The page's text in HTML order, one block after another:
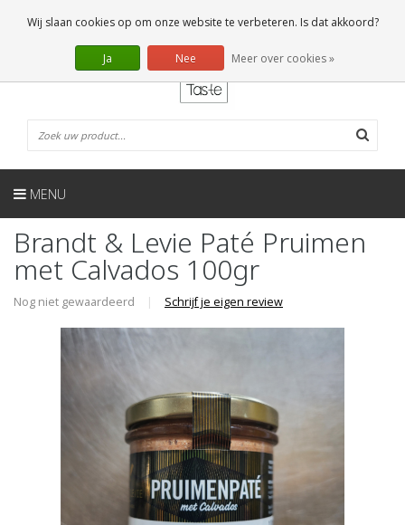
0 Artikelen
NL
MENU
Brandt & Levie Paté Pruimen
met Calvados 100gr
Nog niet gewaardeerd | Schrijf je eigen review
Wij slaan cookies op om onze website te verbeteren. Is dat akkoord?
Ja Nee Meer over cookies »